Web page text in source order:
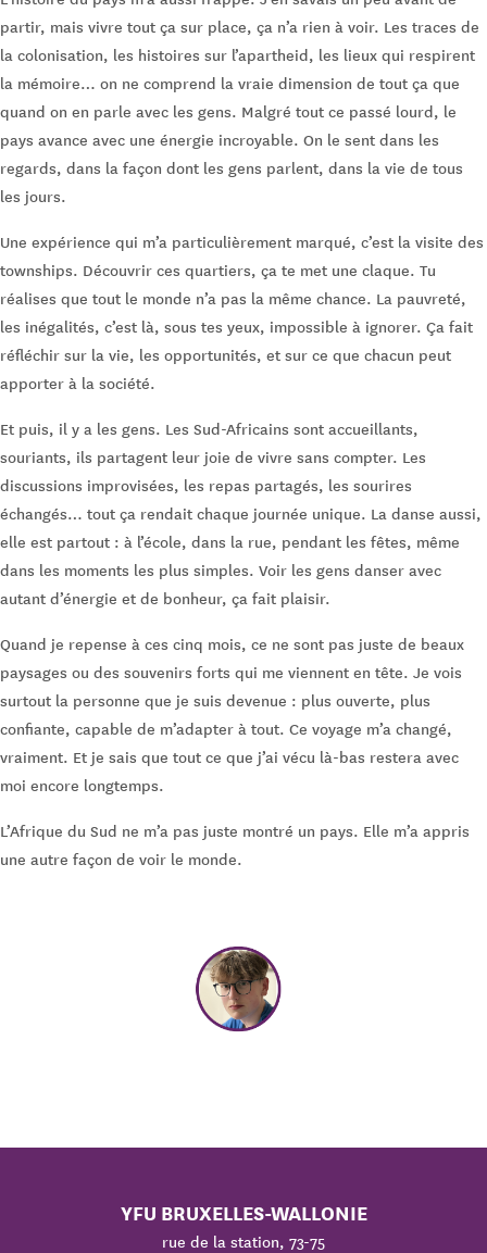
partir, mais vivre tout ça sur place, ça n’a rien à voir. Les traces de
la colonisation, les histoires sur l’apartheid, les lieux qui respirent
la mémoire… on ne comprend la vraie dimension de tout ça que
quand on en parle avec les gens. Malgré tout ce passé lourd, le
pays avance avec une énergie incroyable. On le sent dans les
regards, dans la façon dont les gens parlent, dans la vie de tous
les jours.
Une expérience qui m’a particulièrement marqué, c’est la visite des
townships. Découvrir ces quartiers, ça te met une claque. Tu
réalises que tout le monde n’a pas la même chance. La pauvreté,
les inégalités, c’est là, sous tes yeux, impossible à ignorer. Ça fait
réfléchir sur la vie, les opportunités, et sur ce que chacun peut
apporter à la société.
Et puis, il y a les gens. Les Sud-Africains sont accueillants,
souriants, ils partagent leur joie de vivre sans compter. Les
discussions improvisées, les repas partagés, les sourires
échangés… tout ça rendait chaque journée unique. La danse aussi,
elle est partout : à l’école, dans la rue, pendant les fêtes, même
dans les moments les plus simples. Voir les gens danser avec
autant d’énergie et de bonheur, ça fait plaisir.
Quand je repense à ces cinq mois, ce ne sont pas juste de beaux
paysages ou des souvenirs forts qui me viennent en tête. Je vois
surtout la personne que je suis devenue : plus ouverte, plus
confiante, capable de m’adapter à tout. Ce voyage m’a changé,
vraiment. Et je sais que tout ce que j’ai vécu là-bas restera avec
moi encore longtemps.
L’Afrique du Sud ne m’a pas juste montré un pays. Elle m’a appris
une autre façon de voir le monde.
YFU BRUXELLES-WALLONIE
rue de la station, 73-75